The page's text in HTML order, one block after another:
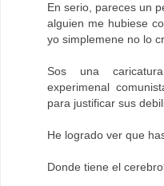
En serio, pareces un
alguien me hubiese
yo simplemene no lo
Sos una
experimenal
para justificar sus
He logrado ver que
Donde tiene el